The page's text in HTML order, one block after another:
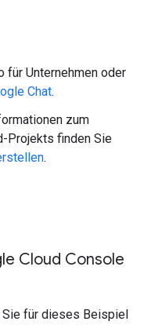
für Unternehmen oder
Chat.
zum
Projekts finden Sie
.
Cloud Console
Sie für dieses Beispiel